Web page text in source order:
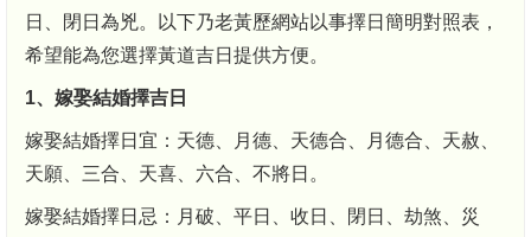
日、閉日為兇。以下乃老黃歷網站以事擇日簡明對照表，
希望能為您選擇黃道吉日提供方便。
1、嫁娶結婚擇吉日
嫁娶結婚擇日宜：天德、月德、天德合、月德合、天赦、
天願、三合、天喜、六合、不將日。
嫁娶結婚擇日忌：月破、平日、收日、閉日、劫煞、災